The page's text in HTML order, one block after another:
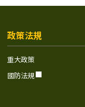
政策法規
重大政策
國防法規